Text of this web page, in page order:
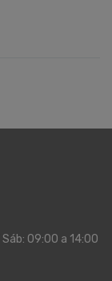
09:00 a 14:00